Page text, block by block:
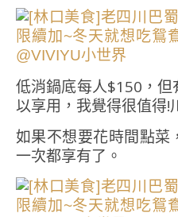
低消鍋底每人$150，
以享用，我覺得很值得!
如果不想要花時間點菜
一次都享有了。